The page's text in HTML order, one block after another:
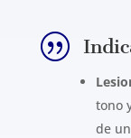
|
tono
de